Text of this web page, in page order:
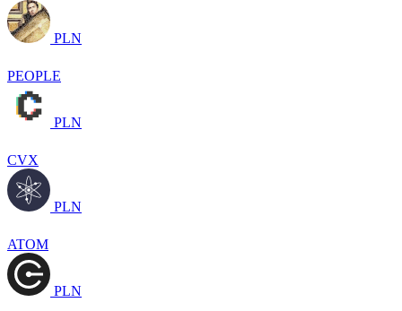
PLN
PEOPLE
PLN
CVX
PLN
ATOM
PLN